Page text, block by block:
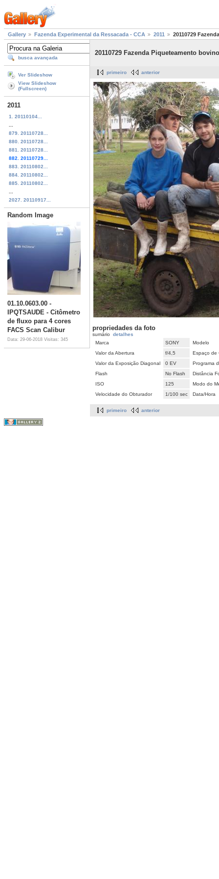
Gallery Fazenda Experimental da Ressacada - CCA 2011 20110729
busca avançada
Ver Slideshow
View Slideshow
(Fullscreen)
2011
1. 20110104...
879. 20110728...
880. 20110728...
881. 20110728...
882. 20110729...
883. 20110802...
884. 20110802...
885. 20110802...
2027. 20110917...
Random Image
01.10.0603.00 -
IPQTSAUDE - Citômetro
de fluxo para 4 cores
FACS Scan Calibur
Data: 29-06-2018 Visitas: 345
20110729 Fazenda Piqueteamento
primeiro anterior
propriedades da foto
sumário detalhes
Marca
SONY
Modelo
Valor da Abertura
f/4,5
Espaço de
Valor da Exposição Diagonal
0 EV
Programa
Flash
No Flash
Distância
ISO
125
Modo do
Velocidade do Obturador
1/100 sec Data/Hora
primeiro anterior